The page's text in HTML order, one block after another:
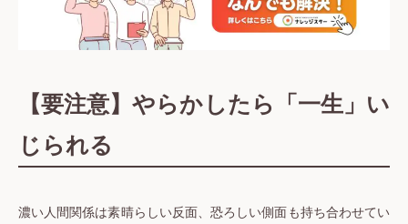
【要注意】やらかしたら「一生」い
じられる
濃い人間関係は素晴らしい反面、恐ろしい側面も持ち合わせてい